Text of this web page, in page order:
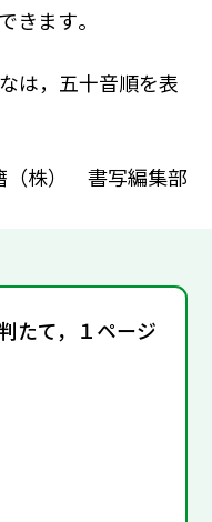
きます｡
は，五十音順を表
（株） 書写編集部
たて，１ページ